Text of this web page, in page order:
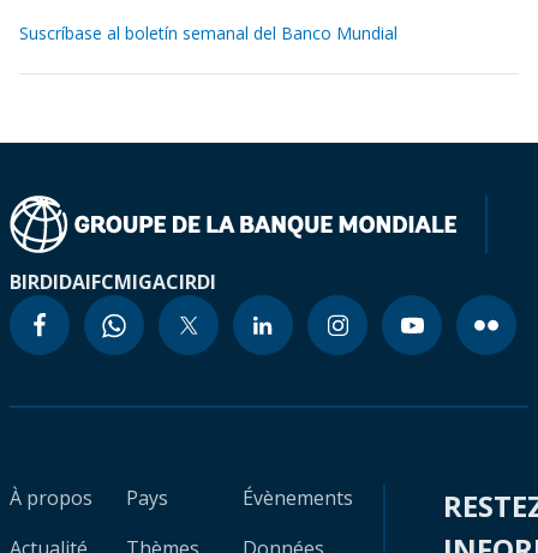
Suscríbase al boletín semanal del Banco Mundial
BIRDIDAIFCMIGACIRDI
À propos
Pays
Évènements